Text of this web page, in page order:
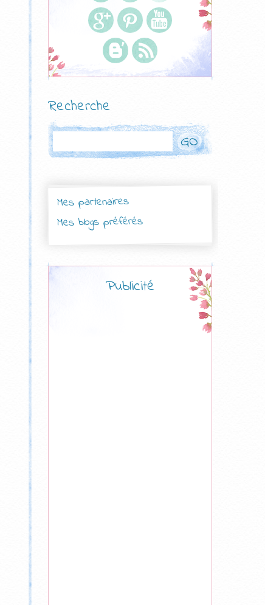
Recherche
Mes partenaires
Mes blogs préférés
Publicité